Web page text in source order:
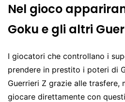
Nel gioco
Goku e gli altri
I giocatori che controllano i
prendere in prestito i poteri di
Guerrieri Z grazie alle trasfere,
giocare direttamente con questi